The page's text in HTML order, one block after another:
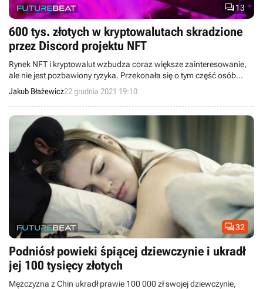
13
600 tys. złotych w kryptowalutach skradzione
przez Discord projektu NFT
Rynek NFT i kryptowalut wzbudza coraz większe zainteresowanie,
ale nie jest pozbawiony ryzyka. Przekonała się o tym część osób
wspierających projekt Fractal, od których oszuści wyłudzili ponad
600 tysięcy złotych w monetach SOL.
Jakub Błażewicz22 grudnia 2021 19:10
32
Podniósł powieki śpiącej dziewczynie i ukradł
jej 100 tysięcy złotych
Mężczyzna z Chin ukradł prawie 100 000 zł swojej dziewczynie,